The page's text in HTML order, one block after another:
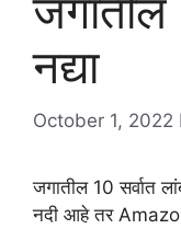
जगातील
नद्या
October 1, 2022
जगातील 10 सर्वात
नदी आहे तर Amazon